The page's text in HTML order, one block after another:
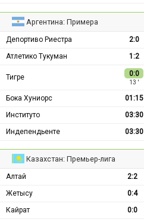
Аргентина: Примера
Депортиво Риестра 2:0
Атлетико Тукуман
1:2
Тигре 0:0
13 ′
Бока Хуниорс 01:15
Институто
03:30
Индепендьенте
03:30
Казахстан: Премьер-лига
Алтай 2:2
Жетысу
0:4
Кайрат
0:0